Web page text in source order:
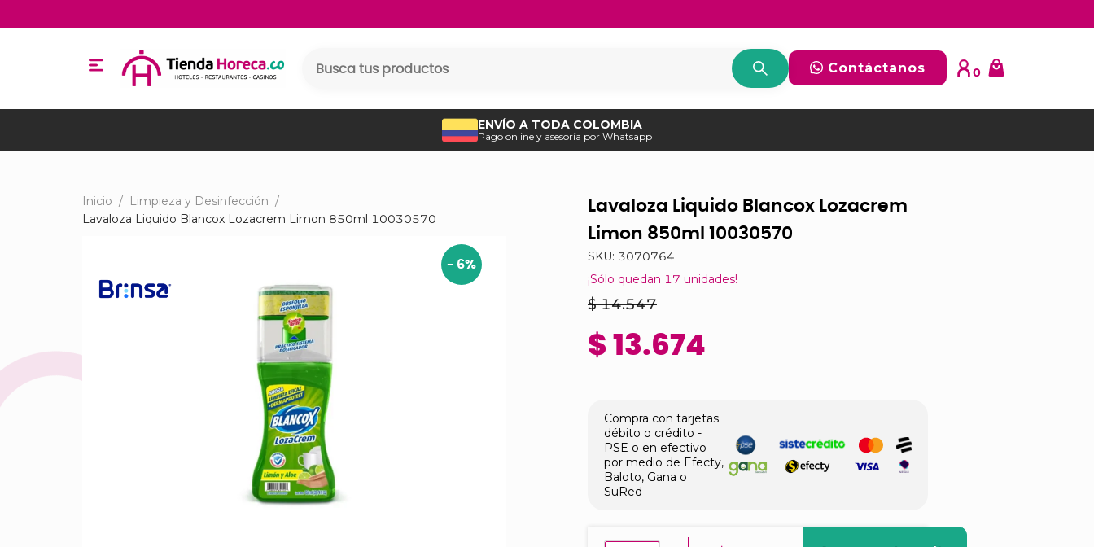
Contáctanos 0
ENVÍO A TODA COLOMBIA
Pago online y asesoría por Whatsapp
Inicio / Limpieza y Desinfección /
Lavaloza Liquido Blancox Lozacrem Limon 850ml 10030570
- 6%
Lavaloza Liquido Blancox Lozacrem
Limon 850ml 10030570
SKU: 3070764
¡Sólo quedan 17 unidades!
$ 14.547
$ 13.674
Compra con tarjetas
débito o crédito -
PSE o en efectivo
por medio de Efecty,
Baloto, Gana o
SuRed